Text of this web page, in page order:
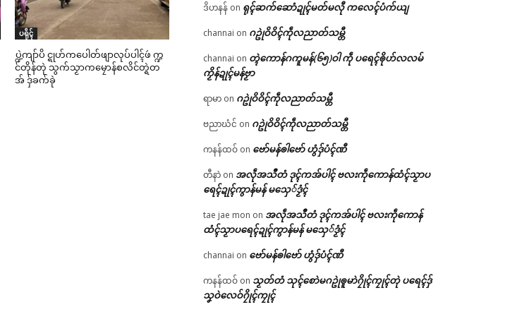
ပရိုၚ်
ပ္ဍဲကျာ်ပိ င္ရုဟ်ကပေါတ်ဖျာလုပ်ပါၚ်ဖဴ က္ဍ
င်တိုန်တုဲ သွက်သၟာကမၠောန်စလိင်တ္ရဲတ
အ် ဒှ်ခက်ခုဲ
ဒိဟနန် on ရုၚ်ဆက်ဆောံဍုၚ်မတ်မလီု ကလေၚ်ပံက်ယျ
channai on ဂဥုဲဝိဝိၚ်ကဵုလညာတ်သမ္တီ
channai on တ္ၚဲကောန်ဂကူမန်(၆၅)ဝါ ကဵု ပရေၚ်ၜိုဟ်လလမ်
ကၟိန်ဍုၚ်မန်ဗၟာ
ရာမာ on ဂဥုဲဝိဝိၚ်ကဵုလညာတ်သမ္တီ
ဗညာဃံင် on ဂဥုဲဝိဝိၚ်ကဵုလညာတ်သမ္တီ
ကနန်ထဝ် on ဗော်မန်ၜါဗော် ဟွံဒှ်ပံၚ်ဏီ
တီနာဲ on အလဵုအသဳတံ ဒုၚ်ကအ်ပါၚ် ဗလးကဵုကောန်ထံၚ်သၟာပ
ရေၚ်ဍုၚ်ကွာန်မန် မသှေ်ဒၟံၚ်
tae jae mon on အလဵုအသဳတံ ဒုၚ်ကအ်ပါၚ် ဗလးကဵုကောန်
ထံၚ်သၟာပရေၚ်ဍုၚ်ကွာန်မန် မသှေ်ဒၟံၚ်
channai on ဗော်မန်ၜါဗော် ဟွံဒှ်ပံၚ်ဏီ
ကနန်ထဝ် on သၟတ်တံ သုၚ်စောဲမဂဥုဲၜူမာဲဂၠိုၚ်ကၠုၚ်တုဲ ပရေၚ်ဒှ်
သၞဝဲလေဝ်ဂၠိုၚ်ကၠုၚ်